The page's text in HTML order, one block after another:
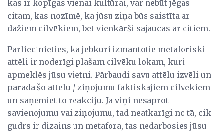
kas ir kopīgas vienai kultūrai, var nebūt jēgas
citam, kas nozīmē, ka jūsu ziņa būs saistīta ar
dažiem cilvēkiem, bet vienkārši sajaucas ar citiem.
Pārliecinieties, ka jebkuri izmantotie metaforiski
attēli ir noderīgi plašam cilvēku lokam, kuri
apmeklēs jūsu vietni. Pārbaudi savu attēlu izvēli un
parāda šo attēlu / ziņojumu faktiskajiem cilvēkiem
un saņemiet to reakciju. Ja viņi nesaprot
savienojumu vai ziņojumu, tad neatkarīgi no tā, cik
gudrs ir dizains un metafora, tas nedarbosies jūsu